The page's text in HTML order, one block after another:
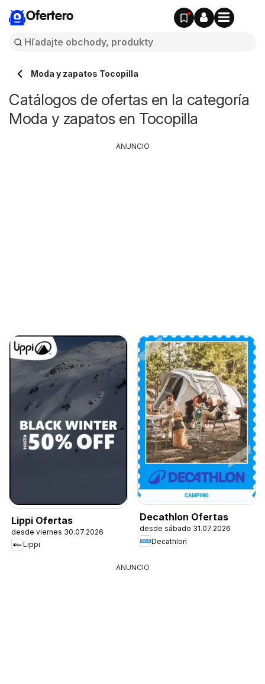
Ofertero
Moda y zapatos Tocopilla
Catálogos de ofertas en la categoría
Moda y zapatos en Tocopilla
Lippi Ofertas
desde viernes 30.07.2026
Lippi
Decathlon Ofertas
desde sábado 31.07.2026
Decathlon
ANUNCIO
ANUNCIO